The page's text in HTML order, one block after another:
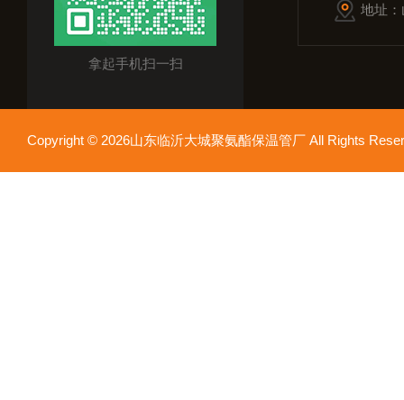
拿起手机扫一扫
地址
Copyright © 2026山东临沂大城聚氨酯保温管厂 All Rights